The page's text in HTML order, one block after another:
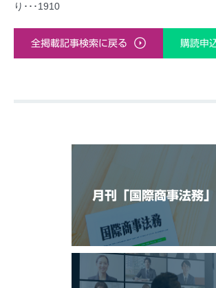
り･･･1910
全掲載記事検索に戻る 購読申
月刊「国際商事法務」